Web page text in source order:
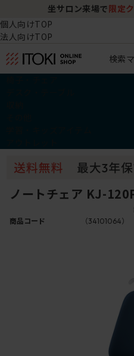
坐サロン来場で 限定
個人向けTOP
法人向けTOP
検索
ノートチェア KJ-
商品コード （34101064）